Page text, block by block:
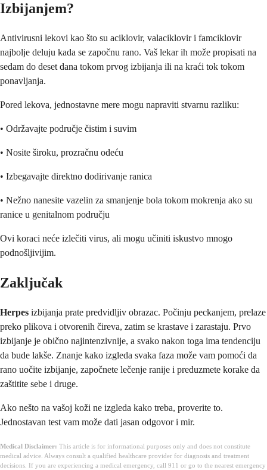
Izbijanjem?
Antivirusni lekovi kao što su aciklovir, valaciklovir i famciklovir
najbolje deluju kada se započnu rano. Vaš lekar ih može propisati na
sedam do deset dana tokom prvog izbijanja ili na kraći tok tokom
ponavljanja.
Pored lekova, jednostavne mere mogu napraviti stvarnu razliku:
• Održavajte područje čistim i suvim
• Nosite široku, prozračnu odeću
• Izbegavajte direktno dodirivanje ranica
• Nežno nanesite vazelin za smanjenje bola tokom mokrenja ako su
ranice u genitalnom području
Ovi koraci neće izlečiti virus, ali mogu učiniti iskustvo mnogo
podnošljivijim.
Zaključak
Herpes izbijanja prate predvidljiv obrazac. Počinju peckanjem, prelaze
preko plikova i otvorenih čireva, zatim se krastave i zarastaju. Prvo
izbijanje je obično najintenzivnije, a svako nakon toga ima tendenciju
da bude lakše. Znanje kako izgleda svaka faza može vam pomoći da
rano uočite izbijanje, započnete lečenje ranije i preduzmete korake da
zaštitite sebe i druge.
Ako nešto na vašoj koži ne izgleda kako treba, proverite to.
Jednostavan test vam može dati jasan odgovor i mir.
Medical Disclaimer: This article is for informational purposes only and does not constitute
medical advice. Always consult a qualified healthcare provider for diagnosis and treatment
decisions. If you are experiencing a medical emergency, call 911 or go to the nearest emergency